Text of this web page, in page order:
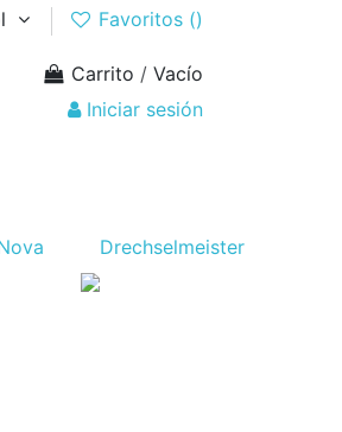
Favoritos ()
Carrito / Vacío
Iniciar sesión
Drechselmeister